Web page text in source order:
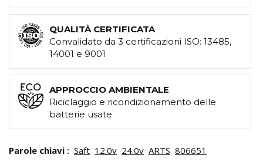
QUALITÀ CERTIFICATA
Convalidato da 3 certificazioni ISO: 13485,
14001 e 9001
APPROCCIO AMBIENTALE
Riciclaggio e ricondizionamento delle
batterie usate
Parole chiavi : Saft 12.0v 24.0v ARTS 806651